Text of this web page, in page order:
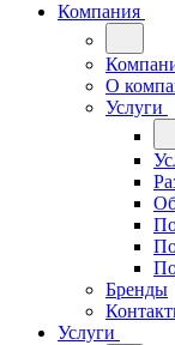
Компания
О
Услуги
Бренды
Услуги